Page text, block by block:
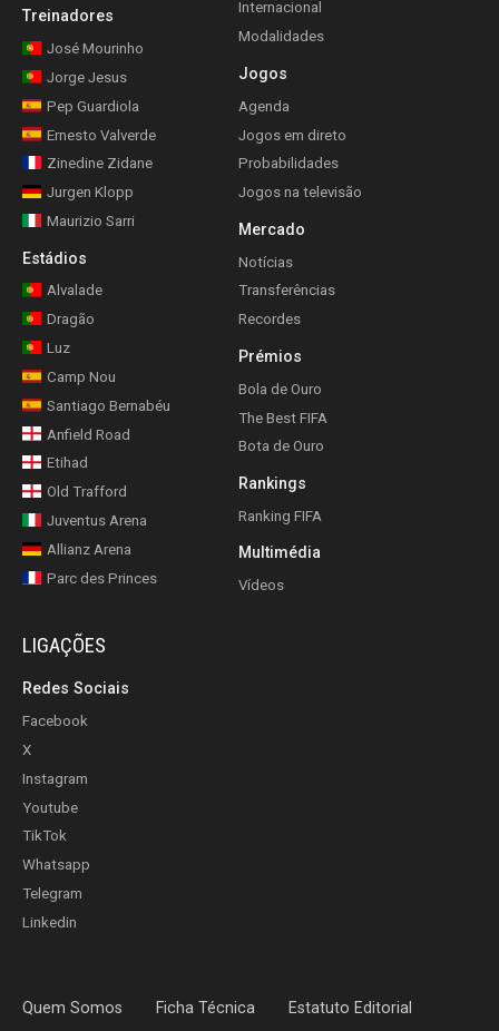
Treinadores
José Mourinho
Jorge Jesus
Pep Guardiola
Ernesto Valverde
Zinedine Zidane
Jurgen Klopp
Maurizio Sarri
Estádios
Alvalade
Dragão
Luz
Camp Nou
Santiago Bernabéu
Anfield Road
Etihad
Old Trafford
Juventus Arena
Allianz Arena
Parc des Princes
Internacional
Modalidades
Jogos
Agenda
Jogos em direto
Probabilidades
Jogos na televisão
Mercado
Notícias
Transferências
Recordes
Prémios
Bola de Ouro
The Best FIFA
Bota de Ouro
Rankings
Ranking FIFA
Multimédia
Vídeos
LIGAÇÕES
Redes Sociais
Facebook
X
Instagram
Youtube
TikTok
Whatsapp
Telegram
Linkedin
Quem Somos Ficha Técnica Estatuto Editorial